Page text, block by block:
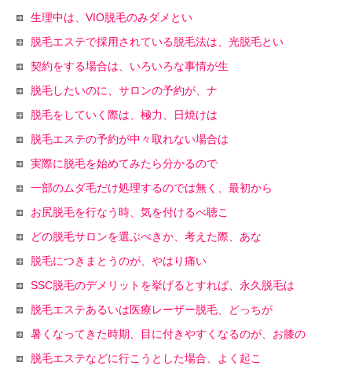
生理中は、VIO脱毛のみダメとい
脱毛エステで採用されている脱毛法は、光脱毛とい
契約をする場合は、いろいろな事情が生
脱毛したいのに、サロンの予約が、ナ
脱毛をしていく際は、極力、日焼けは
脱毛エステの予約が中々取れない場合は
実際に脱毛を始めてみたら分かるので
一部のムダ毛だけ処理するのでは無く、最初から
お尻脱毛を行なう時、気を付けるべ聴こ
どの脱毛サロンを選ぶべきか、考えた際、あな
脱毛につきまとうのが、やはり痛い
SSC脱毛のデメリットを挙げるとすれば、永久脱毛は
脱毛エステあるいは医療レーザー脱毛、どっちが
暑くなってきた時期、目に付きやすくなるのが、お膝の
脱毛エステなどに行こうとした場合、よく起こ